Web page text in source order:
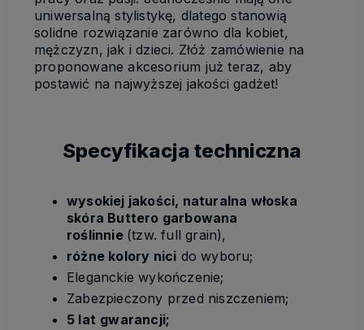
uniwersalną stylistykę, dlatego stanowią
solidne rozwiązanie zarówno dla kobiet,
mężczyzn, jak i dzieci. Złóż zamówienie na
proponowane akcesorium już teraz, aby
postawić na najwyższej jakości gadżet!
Specyfikacja techniczna
wysokiej jakości, naturalna włoska
skóra Buttero garbowana
roślinnie (tzw. full grain),
różne kolory nici do wyboru;
Eleganckie wykończenie;
Zabezpieczony przed niszczeniem;
5 lat gwarancji;